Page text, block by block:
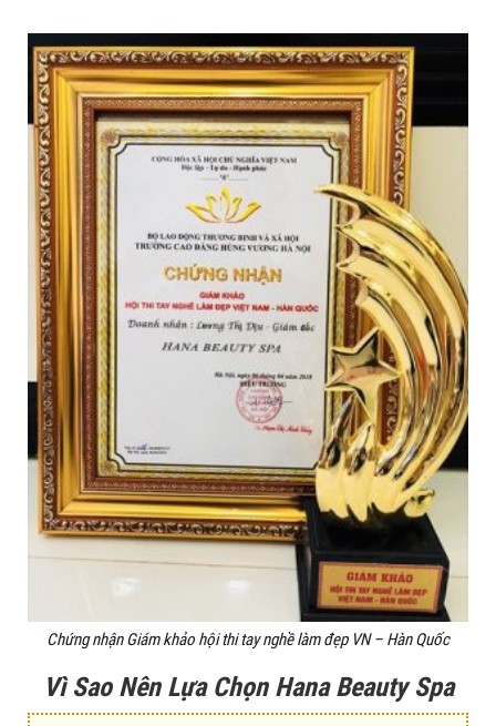
Chứng nhận Giám khảo hội thi tay nghề làm đẹp VN – Hàn Quốc
Vì Sao Nên Lựa Chọn Hana Beauty Spa